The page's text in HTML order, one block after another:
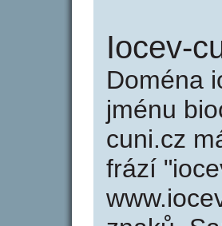
Iocev-
Doména
jménu
cuni.cz
frází